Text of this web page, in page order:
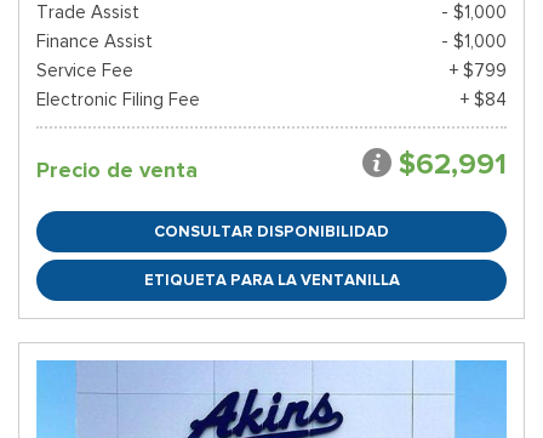
Trade Assist
- $1,000
Finance Assist
- $1,000
Service Fee
+ $799
Electronic Filing Fee
+ $84
Precio de venta $62,991
CONSULTAR DISPONIBILIDAD
ETIQUETA PARA LA VENTANILLA